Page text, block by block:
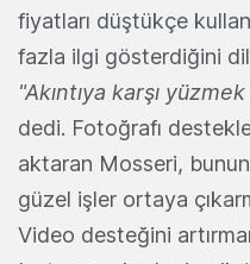
fiyatları düştükçe
fazla ilgi gösterdiğini
"Akıntıya karşı
dedi. Fotoğrafı
aktaran Mosseri,
güzel işler ortaya
Video desteğini